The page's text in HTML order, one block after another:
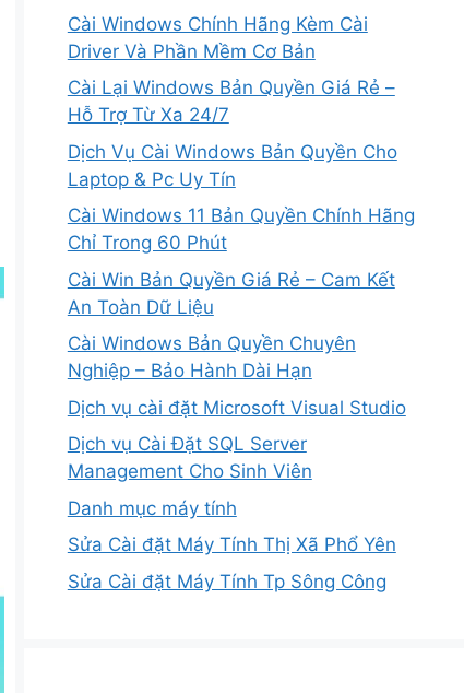
Cài Windows Chính Hãng Kèm Cài
Driver Và Phần Mềm Cơ Bản
Cài Lại Windows Bản Quyền Giá Rẻ –
Hỗ Trợ Từ Xa 24/7
Dịch Vụ Cài Windows Bản Quyền Cho
Laptop & Pc Uy Tín
Cài Windows 11 Bản Quyền Chính Hãng
Chỉ Trong 60 Phút
Cài Win Bản Quyền Giá Rẻ – Cam Kết
An Toàn Dữ Liệu
Cài Windows Bản Quyền Chuyên
Nghiệp – Bảo Hành Dài Hạn
Dịch vụ cài đặt Microsoft Visual Studio
Dịch vụ Cài Đặt SQL Server
Management Cho Sinh Viên
Danh mục máy tính
Sửa Cài đặt Máy Tính Thị Xã Phổ Yên
Sửa Cài đặt Máy Tính Tp Sông Công